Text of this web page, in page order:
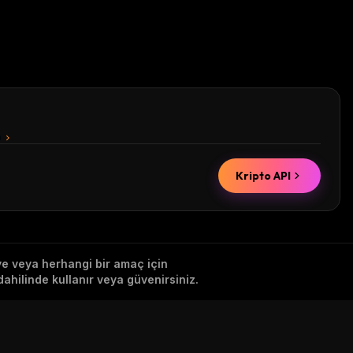
Kripto API
veya herhangi bir amaç için
kullanır veya güvenirsiniz.